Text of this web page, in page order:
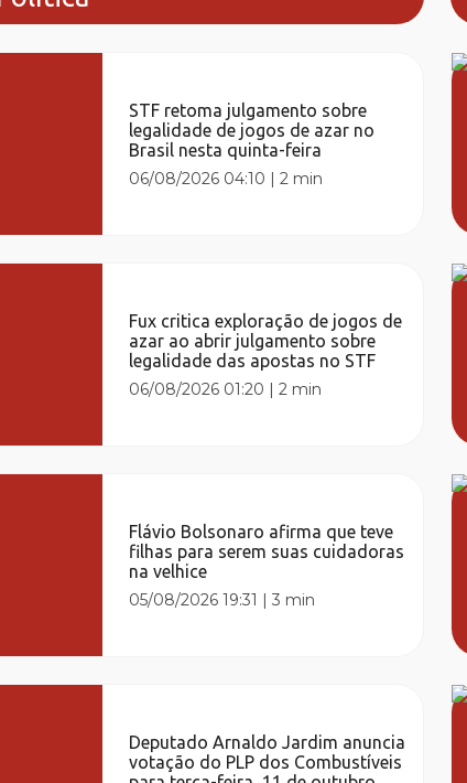
STF retoma julgamento sobre
legalidade de jogos de azar no
Brasil nesta quinta-feira
06/08/2026 04:10 |2 min
Fux critica exploração de jogos de
azar ao abrir julgamento sobre
legalidade das apostas no STF
06/08/2026 01:20 |2 min
Flávio Bolsonaro afirma que teve
filhas para serem suas cuidadoras
na velhice
05/08/2026 19:31 |3 min
Deputado Arnaldo Jardim anuncia
votação do PLP dos Combustíveis